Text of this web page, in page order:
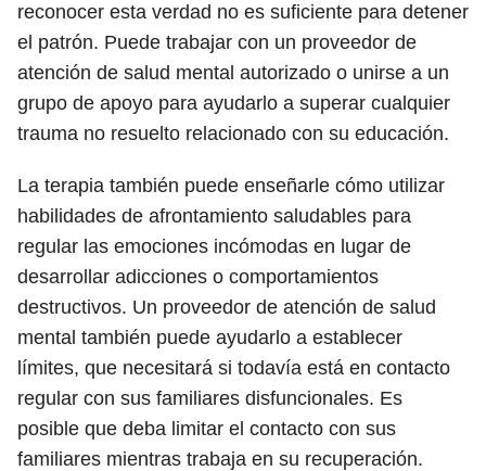
reconocer esta verdad no es suficiente para detener
el patrón. Puede trabajar con un proveedor de
atención de salud mental autorizado o unirse a un
grupo de apoyo para ayudarlo a superar cualquier
trauma no resuelto relacionado con su educación.
La terapia también puede enseñarle cómo utilizar
habilidades de afrontamiento saludables para
regular las emociones incómodas en lugar de
desarrollar adicciones o comportamientos
destructivos. Un proveedor de atención de salud
mental también puede ayudarlo a establecer
límites, que necesitará si todavía está en contacto
regular con sus familiares disfuncionales. Es
posible que deba limitar el contacto con sus
familiares mientras trabaja en su recuperación.